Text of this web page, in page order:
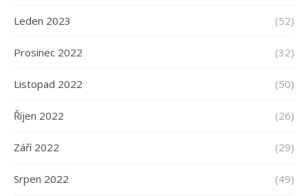
Leden 2023 (52)
Prosinec 2022 (32)
Listopad 2022 (50)
Říjen 2022 (26)
Září 2022 (29)
Srpen 2022 (49)